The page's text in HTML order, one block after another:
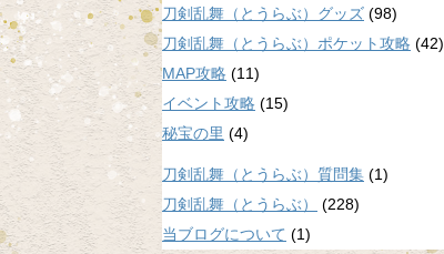
刀剣乱舞（とうらぶ）グッズ (98)
刀剣乱舞（とうらぶ）ポケット攻略 (42)
MAP攻略 (11)
イベント攻略 (15)
秘宝の里 (4)
刀剣乱舞（とうらぶ）質問集 (1)
刀剣乱舞（とうらぶ）
(228)
当ブログについて (1)